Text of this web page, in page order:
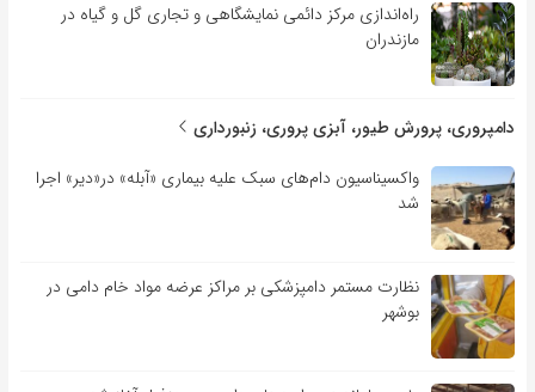
راه‌اندازی مرکز دائمی نمایشگاهی و تجاری گل و گیاه در
مازندران
دامپروری، پرورش طیور، آبزی پروری، زنبورداری
واکسیناسیون دام‌های سبک علیه بیماری «آبله» در«دیر» اجرا
شد
نظارت مستمر دامپزشکی بر مراکز عرضه مواد خام دامی در
بوشهر